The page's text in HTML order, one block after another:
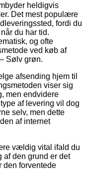
heldigvis
Det mest populære
fordi du
du har tid.
og ofte
ved køb af
Sølv grøn.
afsending hjem til
viser sig
men endvidere
af levering vil dog
selv, men dette
af internet
vældig vital ifald du
af den grund er det
forventede